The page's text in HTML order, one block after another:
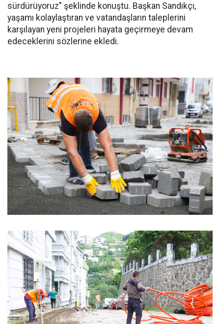
sürdürüyoruz" şeklinde konuştu. Başkan Sandıkçı,
yaşamı kolaylaştıran ve vatandaşların taleplerini
karşılayan yeni projeleri hayata geçirmeye devam
edeceklerini sözlerine ekledi.